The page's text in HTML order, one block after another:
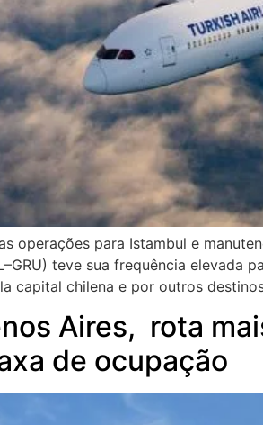
operações para Istambul e
teve sua frequência
capital chilena e por outros
Aires, rota
de ocupação